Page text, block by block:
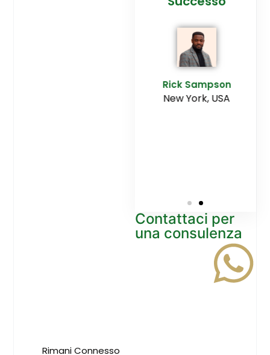
Rick Sampson
New York, USA
Contattaci per
una consulenza
Rimani Connesso